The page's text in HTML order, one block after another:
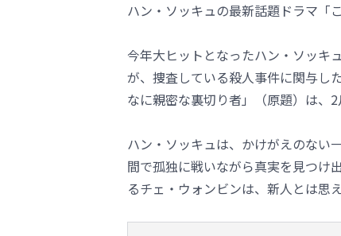
ハン・ソッキュの最新話題ドラマ「
今年大ヒットとなったハン・ソッキ
が、捜査している殺人事件に関与し
なに親密な裏切り者」（原題）は、
ハン・ソッキュは、かけがえのない
間で孤独に戦いながら真実を見つけ
るチェ・ウォンビンは、新人とは思